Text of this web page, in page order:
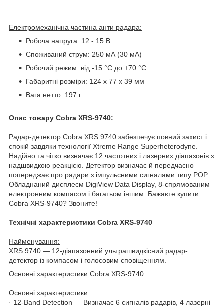
Електромеханічна частина анти радара:
Робоча напруга: 12 - 15 В
Споживаний струм: 250 мА (30 мА)
Робочий режим: від -15 °C до +70 °C
Габаритні розміри: 124 x 77 x 39 мм
Вага нетто: 197 г
Опис товару Cobra XRS-9740:
Радар-детектор Cobra XRS 9740 забезпечує повний захист і
спокій завдяки технології Xtreme Range Superheterodyne.
Надійно та чітко визначає 12 частотних і лазерних діапазонів з
надшвидкою реакцією. Детектор визначає й передчасно
попереджає про радари з імпульсними сигналами типу РОР.
Обладнаний дисплеєм DigiView Data Display, 8-спрямованим
електронним компасом і багатьом іншим. Бажаєте купити
Cobra XRS-9740? Звоните!
Технічні характеристики Cobra XRS-9740
Найменування:
XRS 9740 — 12-діапазонний ультрашвидкісний радар-
детектор із компасом і голосовим сповіщенням.
Основні характеристики Cobra XRS-9740
Основні характеристики:
· 12-Band Detection — Визначає 6 сигналів радарів, 4 лазерні